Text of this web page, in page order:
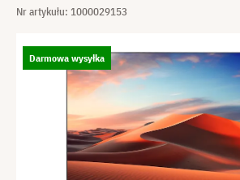
Nr artykułu: 1000029153
Darmowa wysyłka